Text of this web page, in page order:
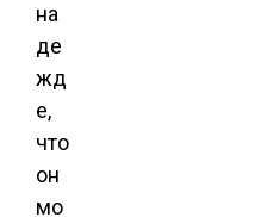
на
де
жд
е,
что
он
мо